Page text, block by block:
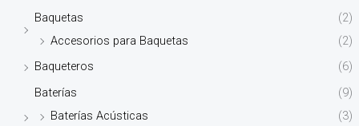
Baquetas
(2)
Accesorios para Baquetas
(2)
Baqueteros
(6)
Baterías
(9)
Baterías Acústicas
(3)